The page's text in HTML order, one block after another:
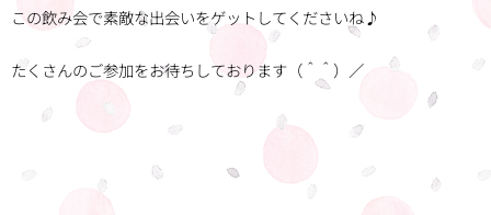
この飲み会で素敵な出会いをゲットしてくださいね♪
たくさんのご参加をお待ちしております（＾＾）／